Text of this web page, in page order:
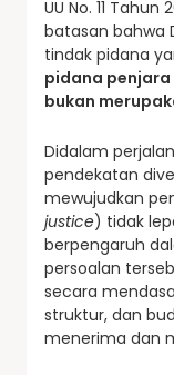
UU No. 11
batasan bahwa
tindak pidana
pidana penjara
bukan
Didalam
pendekatan
mewujudkan
justice) tidak
berpengaruh
persoalan
secara
struktur, dan
menerima dan